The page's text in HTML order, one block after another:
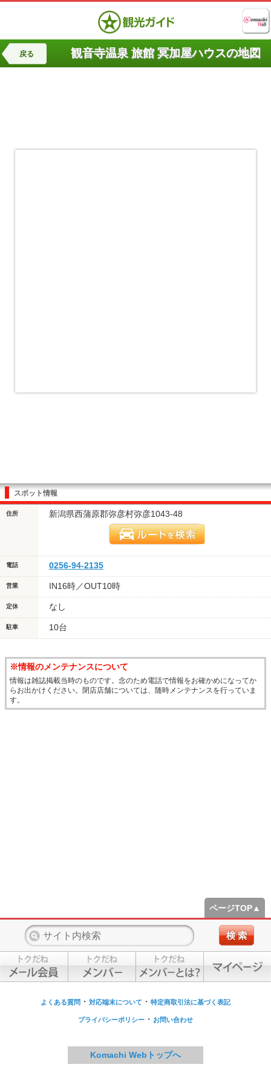
戻る 観音寺温泉 旅館 冥加屋ハウスの地図
スポット情報
住所 新潟県西蒲原郡弥彦村弥彦1043-48
電話 0256-94-2135
営業 IN16時／OUT10時
定休 なし
駐車 10台
※情報のメンテナンスについて
情報は雑誌掲載当時のものです。念のため電話で情報をお確かめになってか
らお出かけください。閉店店舗については、随時メンテナンスを行っていま
す。
ページTOP▲
よくある質問 ・ 対応端末について ・ 特定商取引法に基づく表記
プライバシーポリシー ・ お問い合わせ
Komachi Webトップへ